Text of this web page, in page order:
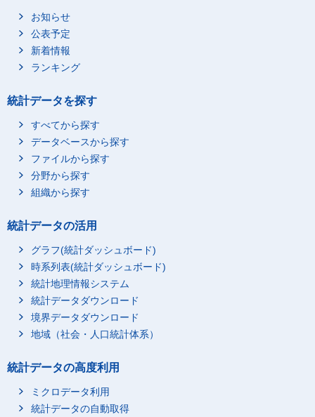
お知らせ
公表予定
新着情報
ランキング
統計データを探す
すべてから探す
データベースから探す
ファイルから探す
分野から探す
組織から探す
統計データの活用
グラフ(統計ダッシュボード)
時系列表(統計ダッシュボード)
統計地理情報システム
統計データダウンロード
境界データダウンロード
地域（社会・人口統計体系）
統計データの高度利用
ミクロデータ利用
統計データの自動取得